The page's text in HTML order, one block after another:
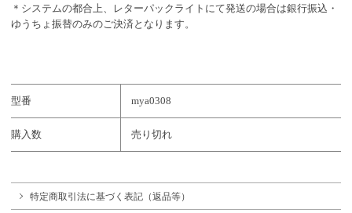
＊システムの都合上、レターパックライトにて発送の場合は銀行振込・
ゆうちょ振替のみのご決済となります。
型番 mya0308
購入数 売り切れ
特定商取引法に基づく表記（返品等）